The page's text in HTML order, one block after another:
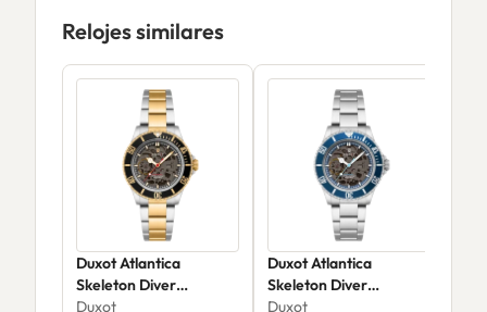
Relojes similares
Duxot Atlantica
Skeleton Diver
Automatic DX-2067-44
Duxot
Duxot Atlantica
Skeleton Diver
Automatic DX-2067-22
Duxot